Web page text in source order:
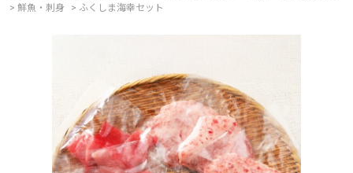
> 鮮魚・刺身 > ふくしま海幸セット